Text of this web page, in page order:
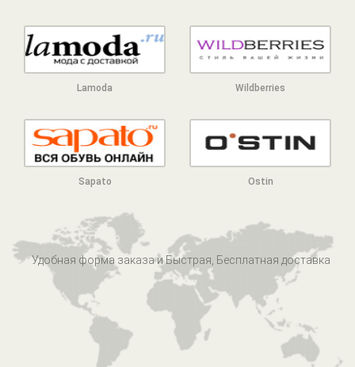
Lamoda Wildberries
Sapato Ostin
Удобная форма заказа и Быстрая, Бесплатная доставка